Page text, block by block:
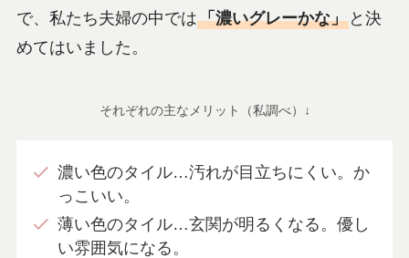
で、私たち夫婦の中では「濃いグレーかな」と決
めてはいました。
それぞれの主なメリット（私調べ）↓
濃い色のタイル…汚れが目立ちにくい。か
っこいい。
薄い色のタイル…玄関が明るくなる。優し
い雰囲気になる。